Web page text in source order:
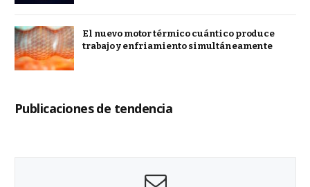
El nuevo motor térmico cuántico produce
trabajo y enfriamiento simultáneamente
Publicaciones de tendencia